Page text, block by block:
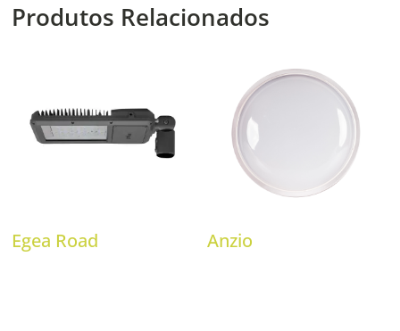
Produtos Relacionados
Egea Road Anzio